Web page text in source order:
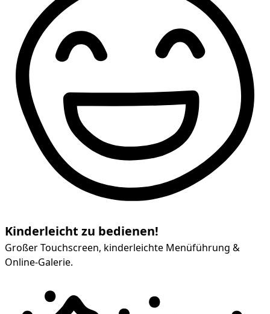
Kinderleicht zu bedienen!
Großer Touchscreen, kinderleichte Menüführung &
Online-Galerie.